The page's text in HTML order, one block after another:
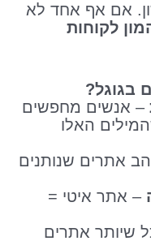
אם אף אחד לא
לקוחות
בגוגל?
– אנשים מחפשים
האלו
אתרים שנותנים
– אתר איטי =
שיותר אתרים